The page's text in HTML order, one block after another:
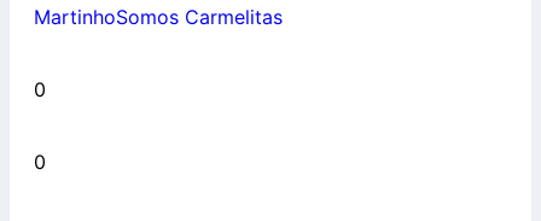
MartinhoSomos Carmelitas
0
0